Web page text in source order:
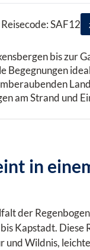
Reisecode: SAF12
bis zur
Begegnungen
am Strand und
in
der
Kapstadt.
und Wildnis,